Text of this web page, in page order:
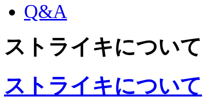
Q&A
ストライキについて
ストライキについて